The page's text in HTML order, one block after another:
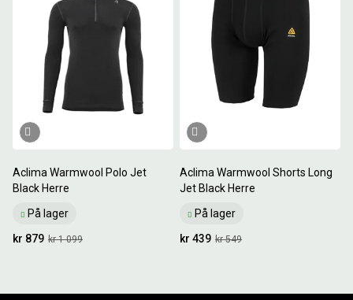
Aclima Warmwool Polo Jet
Black Herre
På lager
kr 1 099
kr 879
Aclima Warmwool Shorts Long
Jet Black Herre
På lager
kr 549
kr 439